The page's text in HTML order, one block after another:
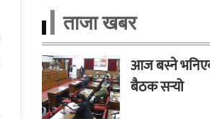
ताजा खबर
आज बस्ने
बैठक सर्‍यो